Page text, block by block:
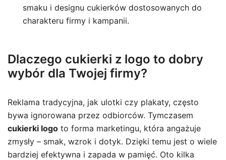
smaku i designu cukierków dostosowanych do
charakteru firmy i kampanii.
Dlaczego cukierki z logo to dobry
wybór dla Twojej firmy?
Reklama tradycyjna, jak ulotki czy plakaty, często
bywa ignorowana przez odbiorców. Tymczasem
cukierki logo to forma marketingu, która angażuje
zmysły – smak, wzrok i dotyk. Dzięki temu jest o wiele
bardziej efektywna i zapada w pamięć. Oto kilka